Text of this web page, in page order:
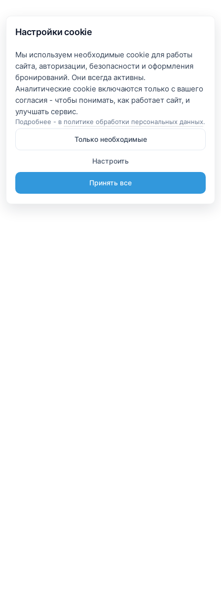
Настройки cookie
Мы используем необходимые cookie для работы
сайта, авторизации, безопасности и оформления
бронирований. Они всегда активны.
Аналитические cookie включаются только с вашего
согласия - чтобы понимать, как работает сайт, и
Подробнее - в политике обработки персональных данных.
Только необходимые
Настроить
Принять все